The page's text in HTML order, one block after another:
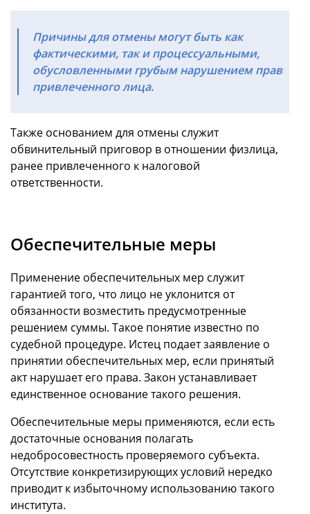
Причины для отмены могут быть как
фактическими, так и процессуальными,
обусловленными грубым нарушением прав
привлеченного лица.
Также основанием для отмены служит
обвинительный приговор в отношении физлица,
ранее привлеченного к налоговой
ответственности.
Обеспечительные меры
Применение обеспечительных мер служит
гарантией того, что лицо не уклонится от
обязанности возместить предусмотренные
решением суммы. Такое понятие известно по
судебной процедуре. Истец подает заявление о
принятии обеспечительных мер, если принятый
акт нарушает его права. Закон устанавливает
единственное основание такого решения.
Обеспечительные меры применяются, если есть
достаточные основания полагать
недобросовестность проверяемого субъекта.
Отсутствие конкретизирующих условий нередко
приводит к избыточному использованию такого
института.